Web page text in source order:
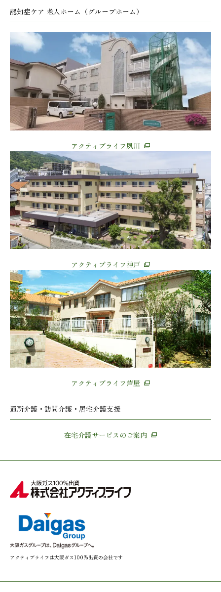
認知症ケア 老人ホーム（グループホーム）
アクティブライフ夙川
アクティブライフ神戸
アクティブライフ芦屋
通所介護・訪問介護・居宅介護支援
在宅介護サービスのご案内
アクティブライフは大阪ガス100%出資の会社です